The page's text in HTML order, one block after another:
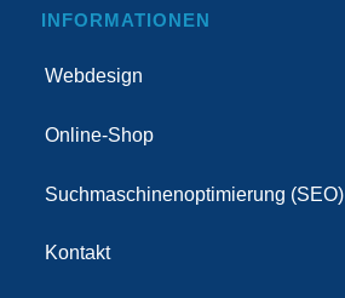
INFORMATIONEN
Webdesign
Online-Shop
Suchmaschinenoptimierung (SEO)
Kontakt